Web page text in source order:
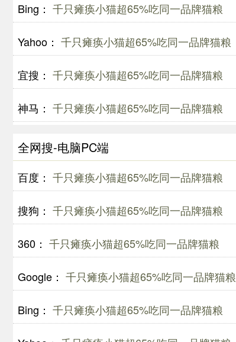
Bing： 千只瘫痪小猫超65%吃同一品牌猫粮
Yahoo： 千只瘫痪小猫超65%吃同一品牌猫粮
宜搜： 千只瘫痪小猫超65%吃同一品牌猫粮
神马： 千只瘫痪小猫超65%吃同一品牌猫粮
全网搜-电脑PC端
百度： 千只瘫痪小猫超65%吃同一品牌猫粮
搜狗： 千只瘫痪小猫超65%吃同一品牌猫粮
360： 千只瘫痪小猫超65%吃同一品牌猫粮
Google： 千只瘫痪小猫超65%吃同一品牌猫粮
Bing： 千只瘫痪小猫超65%吃同一品牌猫粮